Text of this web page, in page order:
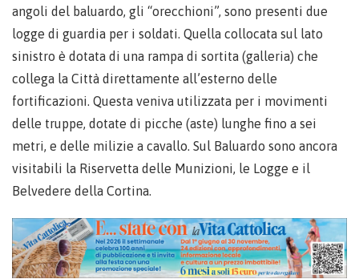
angoli del baluardo, gli “orecchioni”, sono presenti due
logge di guardia per i soldati. Quella collocata sul lato
sinistro è dotata di una rampa di sortita (galleria) che
collega la Città direttamente all’esterno delle
fortificazioni. Questa veniva utilizzata per i movimenti
delle truppe, dotate di picche (aste) lunghe fino a sei
metri, e delle milizie a cavallo. Sul Baluardo sono ancora
visitabili la Riservetta delle Munizioni, le Logge e il
Belvedere della Cortina.